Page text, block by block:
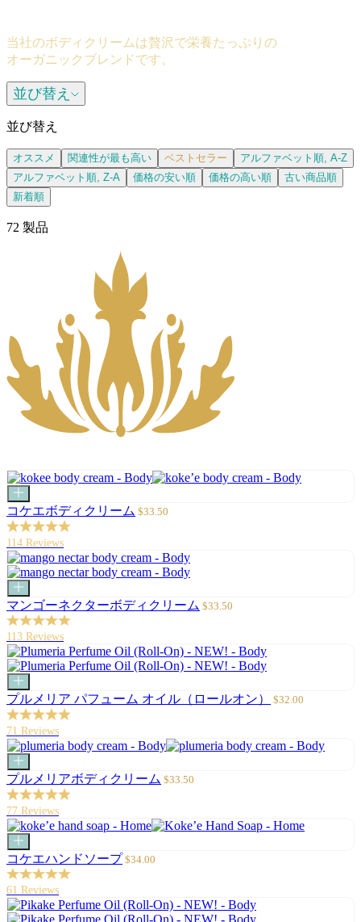
当社のボディクリームは贅沢で栄養たっぷりの
オーガニックブレンドです。
並び替え
並び替え
オススメ 関連性が最も高い ベストセラー
アルファベット順, A-Z
アルファベット順, Z-A
価格の安い順 価格の高い順
古い商品順
新着順
72 製品
カ
ー
ト
に
追
加
コケエボディクリーム セ
価
格
$33.50
114 Reviews
カ
ー
ト
に
追
加
マンゴーネクターボディクリーム セ
価
格
$33.50
113 Reviews
カ
ー
ト
に
追
加
プルメリア パフューム オイル（ロールオン）
セ
価
格
$32.00
71 Reviews
カ
ー
ト
に
追
加
プルメリアボディクリーム セ
価
格
$33.50
77 Reviews
カ
ー
ト
に
追
加
コケエハンドソープ セ
価
格
$34.00
61 Reviews